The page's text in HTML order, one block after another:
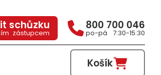
schůzku
zástupcem
800 700 046
po-pá 7:30-15:30
Košík